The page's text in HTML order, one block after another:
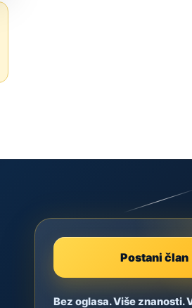
Postani član
Bez oglasa. Više znanosti.